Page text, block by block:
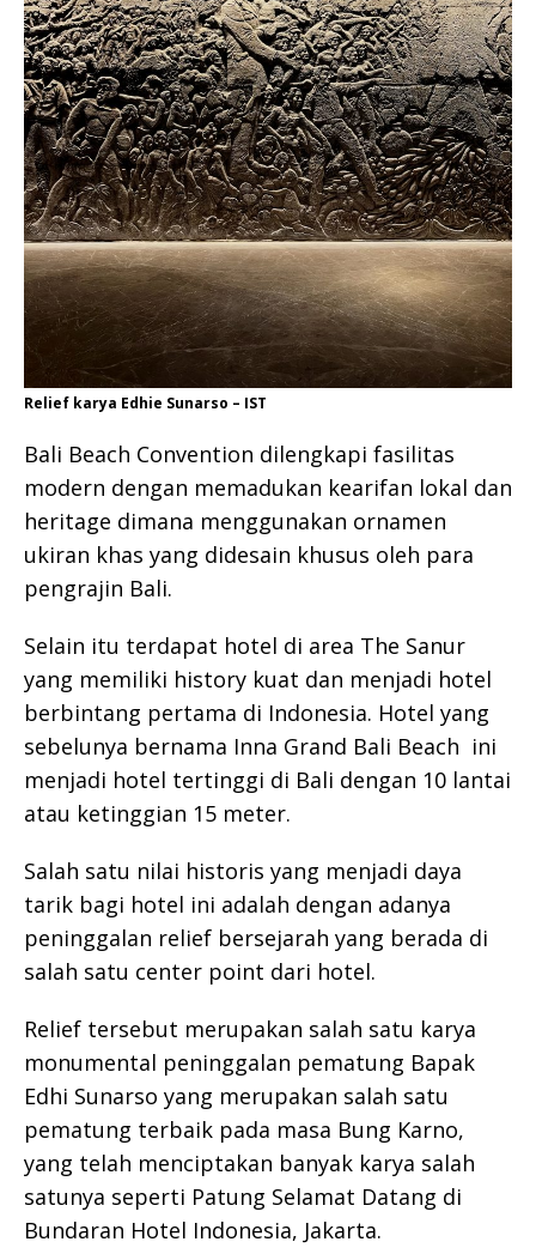
Relief karya Edhie Sunarso – IST
Bali Beach Convention dilengkapi fasilitas
modern dengan memadukan kearifan lokal dan
heritage dimana menggunakan ornamen
ukiran khas yang didesain khusus oleh para
pengrajin Bali.
Selain itu terdapat hotel di area The Sanur
yang memiliki history kuat dan menjadi hotel
berbintang pertama di Indonesia. Hotel yang
sebelunya bernama Inna Grand Bali Beach ini
menjadi hotel tertinggi di Bali dengan 10 lantai
atau ketinggian 15 meter.
Salah satu nilai historis yang menjadi daya
tarik bagi hotel ini adalah dengan adanya
peninggalan relief bersejarah yang berada di
salah satu center point dari hotel.
Relief tersebut merupakan salah satu karya
monumental peninggalan pematung Bapak
Edhi Sunarso yang merupakan salah satu
pematung terbaik pada masa Bung Karno,
yang telah menciptakan banyak karya salah
satunya seperti Patung Selamat Datang di
Bundaran Hotel Indonesia, Jakarta.